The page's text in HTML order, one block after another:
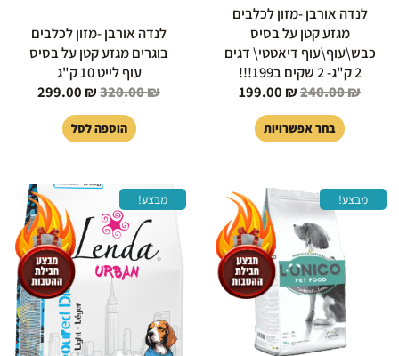
לנדה אורבן -מזון לכלבים
מגזע קטן על בסיס
כבש\עוף\עוף דיאטטי\ דגים
2 ק"ג- 2 שקים ב199!!!
240.00₪
199.00 ₪
בחר אפשרויות
המוצר
לנדה אורבן -מזון לכלבים
בוגרים מגזע קטן על בסיס
עוף לייט 10 ק"ג
320.00₪
299.00 ₪
הוספה לסל
מבצע!
המחיר
המקורי
היה:
259.00 ₪.
המחיר
הנוכחי
הוא:
249.00 ₪.
מבצע!
המחיר
המקורי
היה:
140.00 ₪.
המחיר
הנוכחי
הוא:
₪.